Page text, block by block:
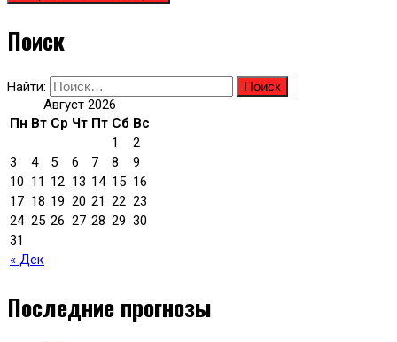
Поиск
Найти:
Август 2026
Пн Вт Ср Чт Пт Сб Вс
« Дек
1
2
3
4 5 6 7 8
9
10 11 12 13 14 15 16
17 18 19 20 21 22 23
24 25 26 27 28 29 30
31
Последние прогнозы